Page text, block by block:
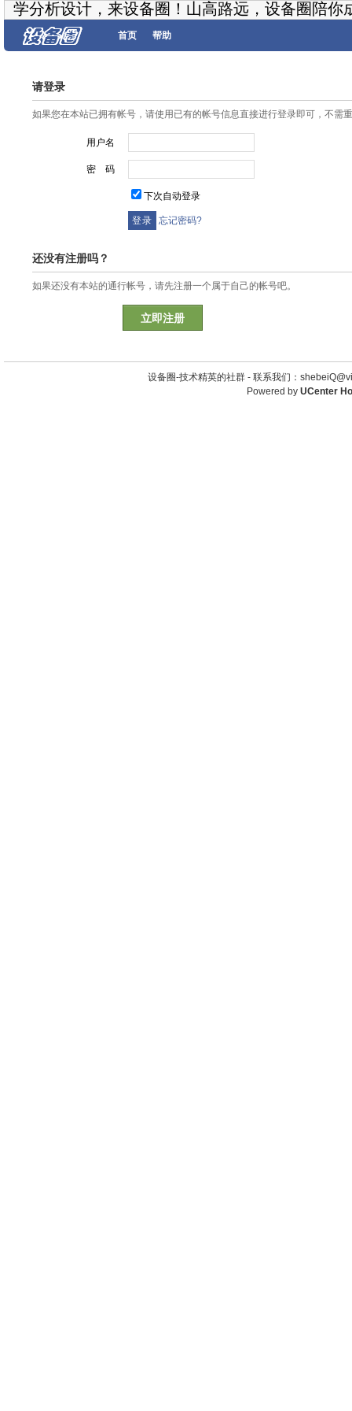
学分析设计，来设备圈！山高路远，设备圈陪你
首页 帮助
请登录
如果您在本站已拥有帐号，请使用已有的帐号信息直接进行登录即可，不需
用户名
密 码
下次自动登录
忘记密码?
还没有注册吗？
如果还没有本站的通行帐号，请先注册一个属于自己的帐号吧。
立即注册
设备圈-技术精英的社群 - 联系我们：
Powered by UCenter